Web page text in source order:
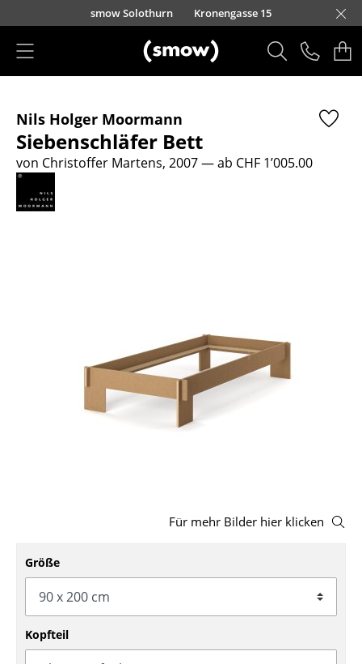
Direkt zum Inhaltsmow Solothurn Kronengasse 15
Sitzmöbel
Esszimmerstühle
Sofas
Bänke & Liegen
Bürodrehstühle
Konferenzstühle
Bürosessel
Nils Holger Moormann
Siebenschläfer Bett
von Christoffer Martens, 2007— ab CHF 1’005.00
Für mehr Bilder hier klicken
Größe
Kopfteil